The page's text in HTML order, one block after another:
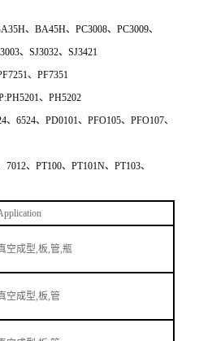
、BA45H、PC3008、PC3009、
、SJ3032、SJ3421
、PF7351
、PH5202
6524、PD0101、PFO105、PFO107、
、PT100、PT101N、PT103、
空成型,板,管,瓶
空成型,板,管